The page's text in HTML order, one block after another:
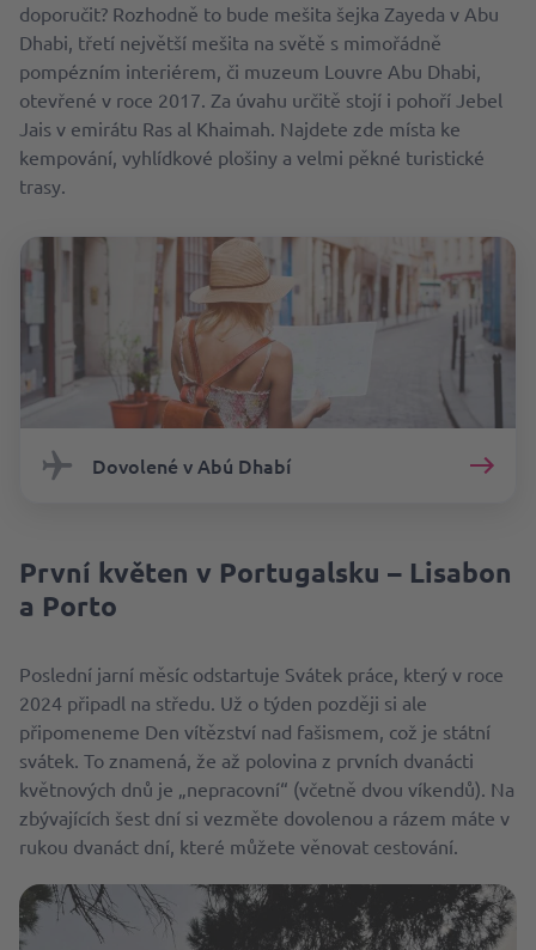
doporučit? Rozhodně to bude mešita šejka Zayeda v Abu
Dhabi, třetí největší mešita na světě s mimořádně
pompézním interiérem, či muzeum Louvre Abu Dhabi,
otevřené v roce 2017. Za úvahu určitě stojí i pohoří Jebel
Jais v emirátu Ras al Khaimah. Najdete zde místa ke
kempování, vyhlídkové plošiny a velmi pěkné turistické
trasy.
Dovolené v Abú Dhabí
První květen v Portugalsku – Lisabon
a Porto
Poslední jarní měsíc odstartuje Svátek práce, který v roce
2024 připadl na středu. Už o týden později si ale
připomeneme Den vítězství nad fašismem, což je státní
svátek. To znamená, že až polovina z prvních dvanácti
květnových dnů je „nepracovní“ (včetně dvou víkendů). Na
zbývajících šest dní si vezměte dovolenou a rázem máte v
rukou dvanáct dní, které můžete věnovat cestování.